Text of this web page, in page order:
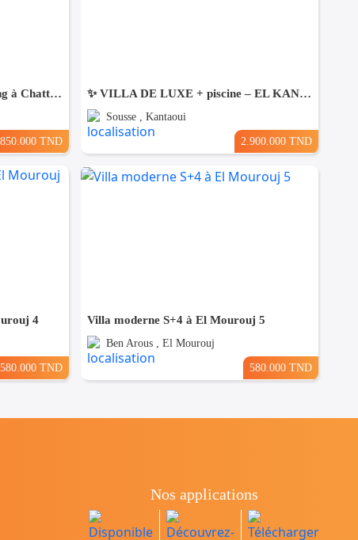
Une Villa moderne haut standing à Chatt Mariem Sousse Vue mer
850.000 TND
​✨ VILLA DE LUXE + piscine – EL KANTAOUI, SOUSSE
Sousse , Kantaoui
2.900.000 TND
4
580.000 TND
Villa moderne S+4 à El Mourouj 5
Ben Arous , El Mourouj
580.000 TND
Nos applications